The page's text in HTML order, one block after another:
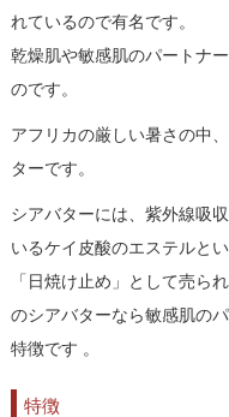
れているので有名です。
乾燥肌や敏感肌のパートナ
のです。
アフリカの厳しい暑さの中
ターです。
シアバターには、紫外線吸
いるケイ皮酸のエステルと
「日焼け止め」として売ら
のシアバターなら敏感肌の
特徴です 。
特徴